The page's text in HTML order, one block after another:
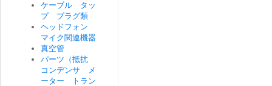
ケーブル タッ
プ プラグ類
ヘッドフォン
マイク関連機器
真空管
パーツ（抵抗
コンデンサ メ
ーター トラン